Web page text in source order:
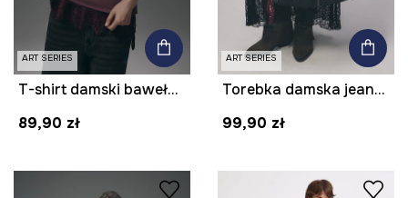
ART SERIES
T-shirt damski bawełniany z nadrukiem z kolekcji Tattoo Art by Mattia Provezza
89,90 zł
ART SERIES
Torebka damska jeansowa z kolekcji Tattoo Art by Mattia Provezza
99,90 zł